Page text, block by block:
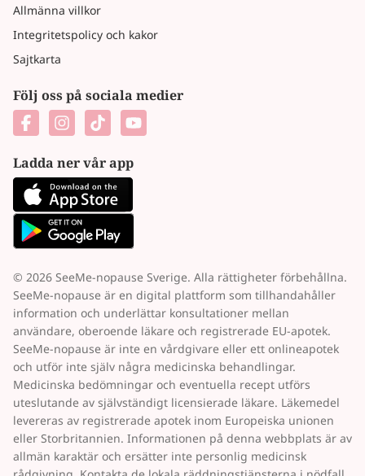
Allmänna villkor
Integritetspolicy och kakor
Sajtkarta
Följ oss på sociala medier
Ladda ner vår app
© 2026 SeeMe-nopause Sverige. Alla rättigheter förbehållna.
SeeMe-nopause är en digital plattform som tillhandahåller
information och underlättar konsultationer mellan
användare, oberoende läkare och registrerade EU-apotek.
SeeMe-nopause är inte en vårdgivare eller ett onlineapotek
och utför inte själv några medicinska behandlingar.
Medicinska bedömningar och eventuella recept utförs
uteslutande av självständigt licensierade läkare. Läkemedel
levereras av registrerade apotek inom Europeiska unionen
eller Storbritannien. Informationen på denna webbplats är av
allmän karaktär och ersätter inte personlig medicinsk